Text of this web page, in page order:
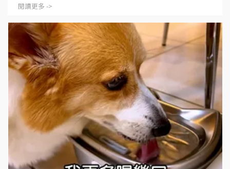
閱讀更多 ->